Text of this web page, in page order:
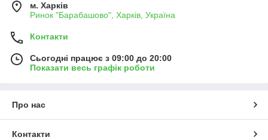
м. Харків
Ринок "Барабашово", Харків, Україна
Контакти
Сьогодні працює з 09:00 до 20:00
Показати весь графік роботи
Про нас
Контакти